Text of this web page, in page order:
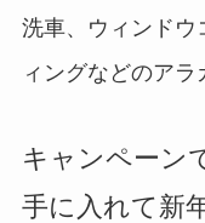
洗車、ウィンドウ
ィングなどのアラ
キャンペーン
手に入れて新